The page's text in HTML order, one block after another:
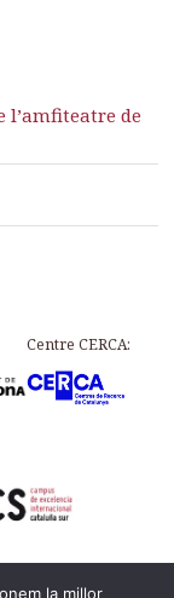
l’amfiteatre de
Centre CERCA:
la millor